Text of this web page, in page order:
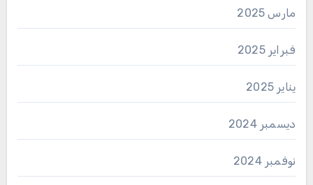
مارس 2025
فبراير 2025
يناير 2025
ديسمبر 2024
نوفمبر 2024